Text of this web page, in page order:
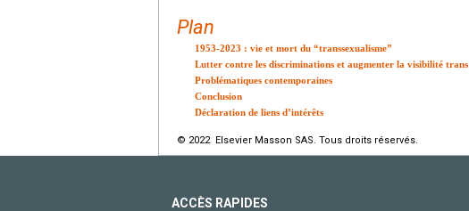
Plan
1953-2023 : vie et mort du “transsexualisme”
Lutter contre les discriminations et augmenter la visibilité trans
Problématiques contemporaines
Conclusion
Déclaration de liens d’intérêts
© 2022 Elsevier Masson SAS. Tous droits réservés.
ACCÈS RAPIDES